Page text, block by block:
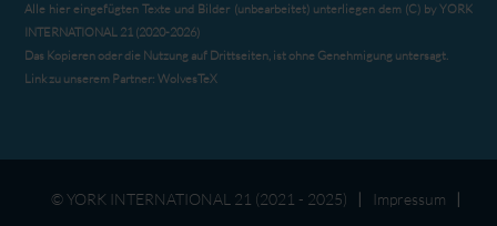
Alle hier eingefügten Texte und Bilder (unbearbeitet) unterliegen dem (C) by YORK
INTERNATIONAL 21 (2020-2026)
Das Kopieren oder die Nutzung auf Drittseiten, ist ohne Genehmigung untersagt.
Link zu unserem Partner:WolvesTeX
© YORK INTERNATIONAL 21 (2021 - 2025) Impressum